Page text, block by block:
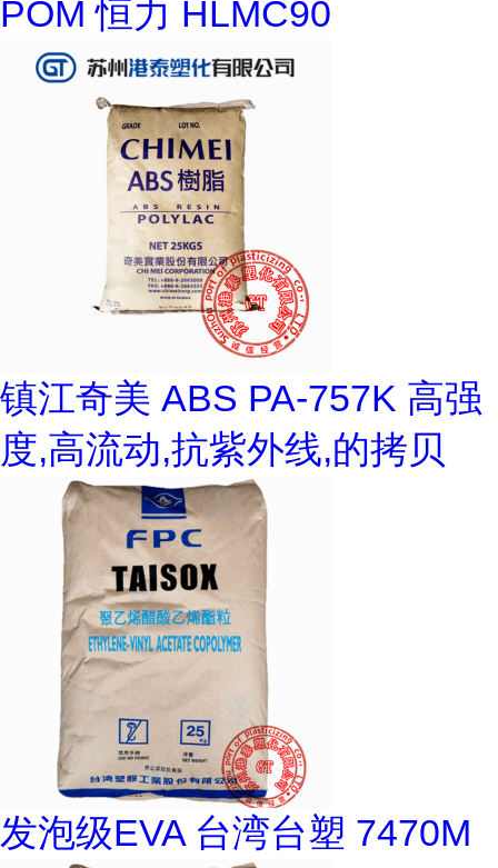
POM 恒力 HLMC90
镇江奇美 ABS PA-757K 高强
度,高流动,抗紫外线,的拷贝
发泡级EVA 台湾台塑 7470M